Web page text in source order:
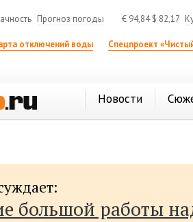
Прогноз погоды € 94,84$ 82,17
отключений воды
Спецпроект
Новости
большой работы